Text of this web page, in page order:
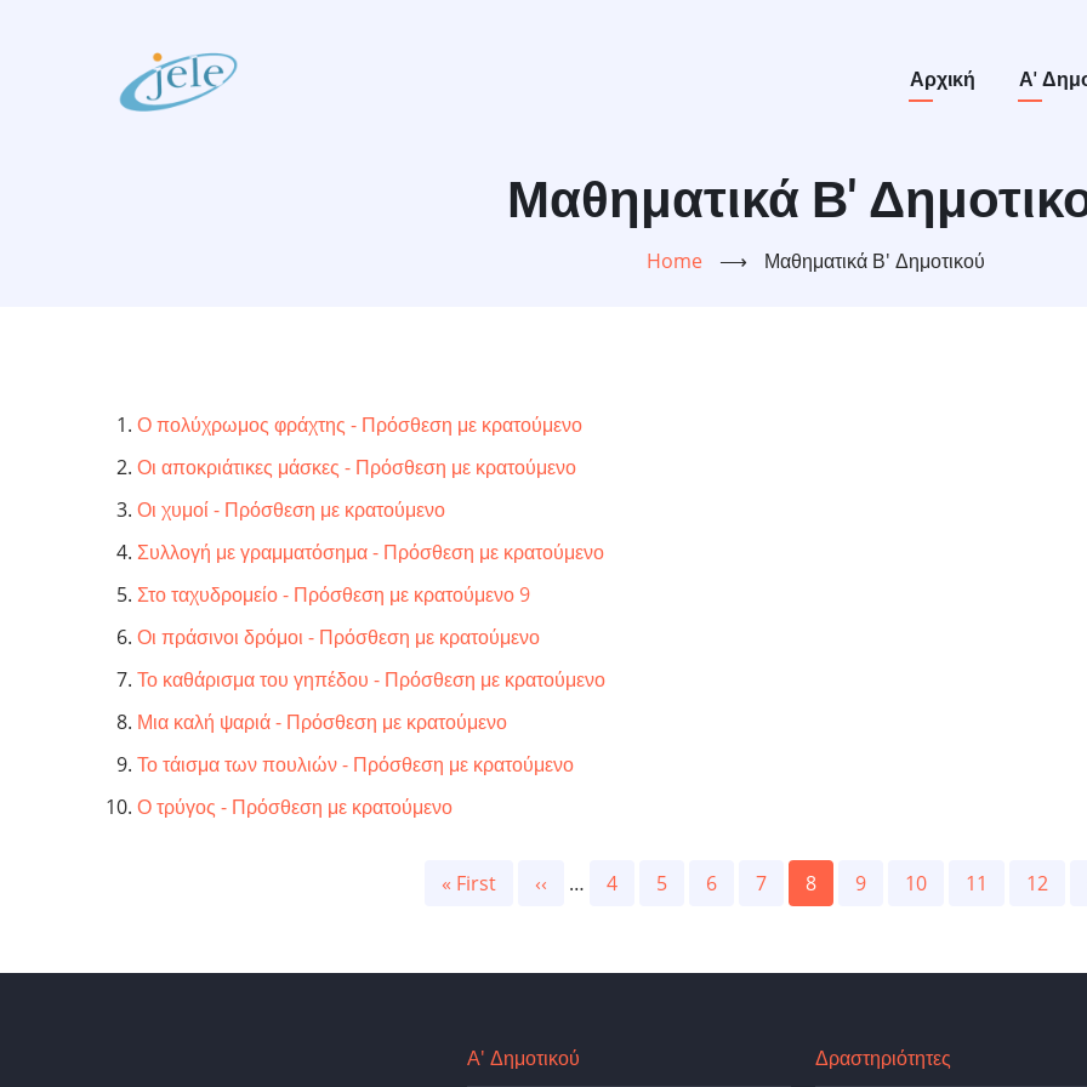
Main
Αρχική Α'
Μαθηματικά Β'
Home ⟶ Μαθηματικά Β' Δημοτικού
Ο πολύχρωμος φράχτης - Πρόσθεση με κρατούμενο
Οι αποκριάτικες μάσκες - Πρόσθεση με κρατούμενο
Οι χυμοί - Πρόσθεση με κρατούμενο
Συλλογή με γραμματόσημα - Πρόσθεση με κρατούμενο
Στο ταχυδρομείο - Πρόσθεση με κρατούμενο 9
Οι πράσινοι δρόμοι - Πρόσθεση με κρατούμενο
Το καθάρισμα του γηπέδου - Πρόσθεση με κρατούμενο
Μια καλή ψαριά - Πρόσθεση με κρατούμενο
Το τάισμα των πουλιών - Πρόσθεση με κρατούμενο
Ο τρύγος - Πρόσθεση με κρατούμενο
First
« First
Previous
‹‹ … Page
4 Page
5 Page
6 Page
7
Current
8 Page
9 Page
10 Page
11 Page
12
Α' Δημοτικού Δραστηριότητες